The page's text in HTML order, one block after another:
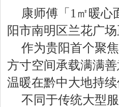
康师傅「1㎡暖心
阳市南明区兰花广场
作为贵阳首个聚
方寸空间承载满满
温暖在黔中大地持续
不同于传统大型